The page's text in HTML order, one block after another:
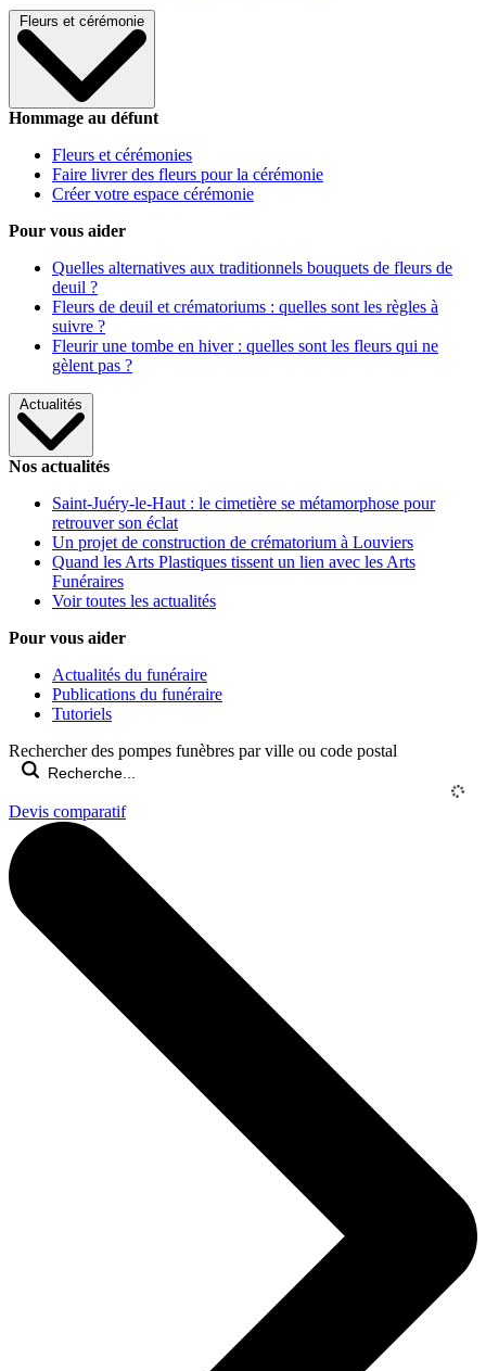
Fleurs et cérémonie
Hommage au défunt
Fleurs et cérémonies
Faire livrer des fleurs pour la cérémonie
Créer votre espace cérémonie
Pour vous aider
Quelles alternatives aux traditionnels bouquets de fleurs de
deuil ?
Fleurs de deuil et crématoriums : quelles sont les règles à
suivre ?
Fleurir une tombe en hiver : quelles sont les fleurs qui ne
gèlent pas ?
Actualités
Nos actualités
Saint-Juéry-le-Haut : le cimetière se métamorphose pour
retrouver son éclat
Un projet de construction de crématorium à Louviers
Quand les Arts Plastiques tissent un lien avec les Arts
Funéraires
Voir toutes les actualités
Pour vous aider
Actualités du funéraire
Publications du funéraire
Tutoriels
Rechercher des pompes funèbres par ville ou code postal
Devis comparatif